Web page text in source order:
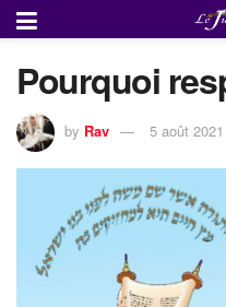
Pourquoi
by Rav 5 août 2021